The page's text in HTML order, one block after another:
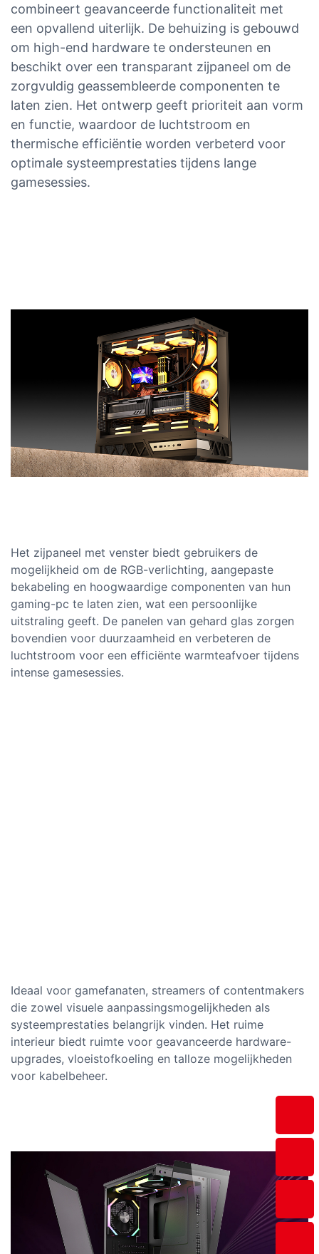
combineert geavanceerde functionaliteit met
een opvallend uiterlijk. De behuizing is gebouwd
om high-end hardware te ondersteunen en
beschikt over een transparant zijpaneel om de
zorgvuldig geassembleerde componenten te
laten zien. Het ontwerp geeft prioriteit aan vorm
en functie, waardoor de luchtstroom en
thermische efficiëntie worden verbeterd voor
optimale systeemprestaties tijdens lange
gamesessies.
Het zijpaneel met venster biedt gebruikers de
mogelijkheid om de RGB-verlichting, aangepaste
bekabeling en hoogwaardige componenten van hun
gaming-pc te laten zien, wat een persoonlijke
uitstraling geeft. De panelen van gehard glas zorgen
bovendien voor duurzaamheid en verbeteren de
luchtstroom voor een efficiënte warmteafvoer tijdens
intense gamesessies.
Ideaal voor gamefanaten, streamers of contentmakers
die zowel visuele aanpassingsmogelijkheden als
systeemprestaties belangrijk vinden. Het ruime
interieur biedt ruimte voor geavanceerde hardware-
upgrades, vloeistofkoeling en talloze mogelijkheden
voor kabelbeheer.